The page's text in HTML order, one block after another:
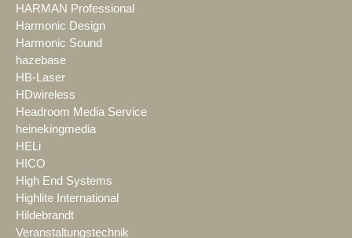
HARMAN Professional
Harmonic Design
Harmonic Sound
hazebase
HB-Laser
HDwireless
Headroom Media Service
heinekingmedia
HELi
HICO
High End Systems
Highlite International
Hildebrandt
Veranstaltungstechnik